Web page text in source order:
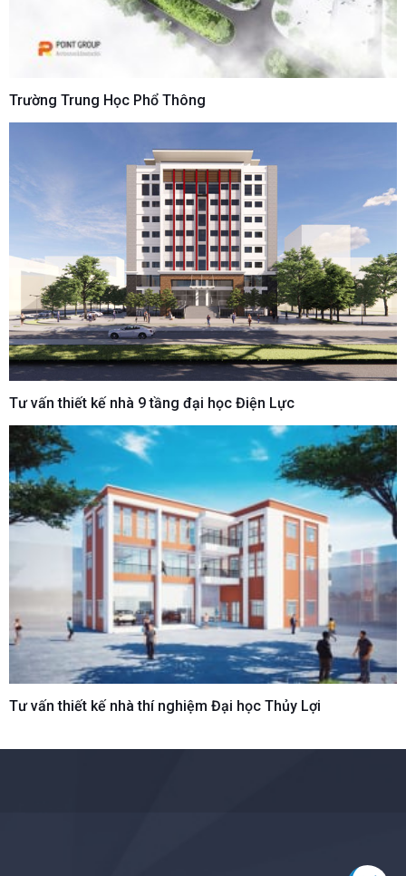
Trường Trung Học Phổ Thông
Tư vấn thiết kế nhà 9 tầng đại học Điện Lực
Tư vấn thiết kế nhà thí nghiệm Đại học Thủy Lợi